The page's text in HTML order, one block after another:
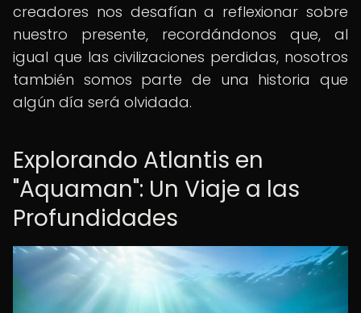
creadores nos desafían a reflexionar sobre
nuestro presente, recordándonos que, al
igual que las civilizaciones perdidas, nosotros
también somos parte de una historia que
algún día será olvidada.
Explorando Atlantis en
"Aquaman": Un Viaje a las
Profundidades